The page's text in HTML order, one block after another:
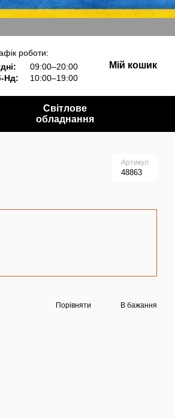
роботи:
09:00–20:00
Нд:
10:00–19:00
Мій кошик
Світлове
обладнання
Артикул
48863
Порівняти В бажання